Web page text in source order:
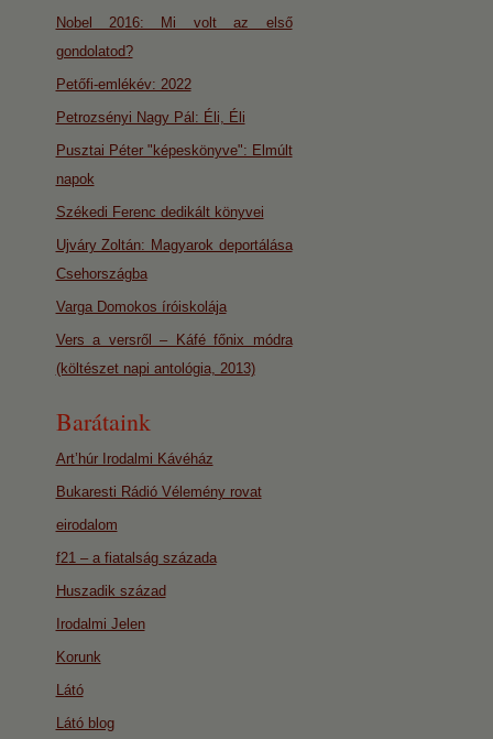
Nobel 2016: Mi volt az első
gondolatod?
Petőfi-emlékév: 2022
Petrozsényi Nagy Pál: Éli, Éli
Pusztai Péter "képeskönyve": Elmúlt
napok
Székedi Ferenc dedikált könyvei
Ujváry Zoltán: Magyarok deportálása
Csehországba
Varga Domokos íróiskolája
Vers a versről – Káfé főnix módra
(költészet napi antológia, 2013)
Barátaink
Art’húr Irodalmi Kávéház
Bukaresti Rádió Vélemény rovat
eirodalom
f21 – a fiatalság százada
Huszadik század
Irodalmi Jelen
Korunk
Látó
Látó blog